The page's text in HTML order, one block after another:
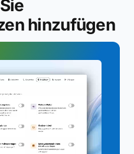
hinzufügen